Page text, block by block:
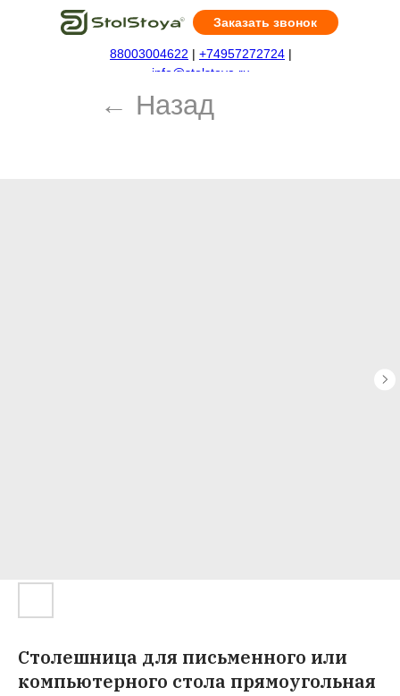
88003004622 | +74957272724 |
info@stolstoya.ru
Заказать звонок
← Назад
Столешница для письменного или
компьютерного стола прямоугольная